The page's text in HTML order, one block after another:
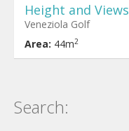
Height and Views
Veneziola Golf
Area: 44m2
Search: